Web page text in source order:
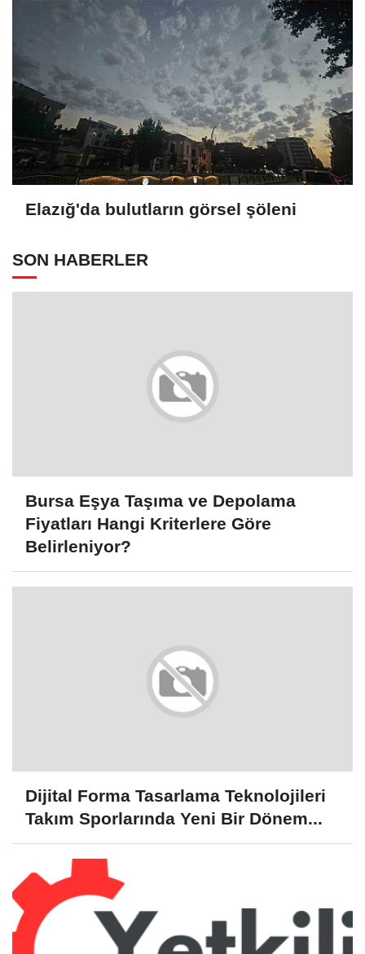
Elazığ'da bulutların görsel şöleni
SON HABERLER
Bursa Eşya Taşıma ve Depolama
Fiyatları Hangi Kriterlere Göre
Belirleniyor?
Dijital Forma Tasarlama Teknolojileri
Takım Sporlarında Yeni Bir Dönem...